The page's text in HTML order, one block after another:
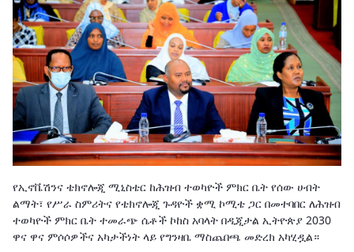
የኢኖቬሽንና ቴክኖሎጂ ሚኒስቴር ከሕዝብ ተወካዮች ምክር ቤት የሰው ሀብት
ልማት፣ የሥራ ስምሪትና የቴክኖሎጂ ጉዳዮች ቋሚ ኮሚቴ ጋር በመተባበር ለሕዝብ
ተወካዮች ምክር ቤት ተመራጭ ሴቶች ኮከስ አባላት በዲጂታል ኢትዮጵያ 2030
ዋና ዋና ምሶሶዎችና አካታችነት ላይ የግንዛቤ ማስጨበጫ መድረክ አካሂዷል።